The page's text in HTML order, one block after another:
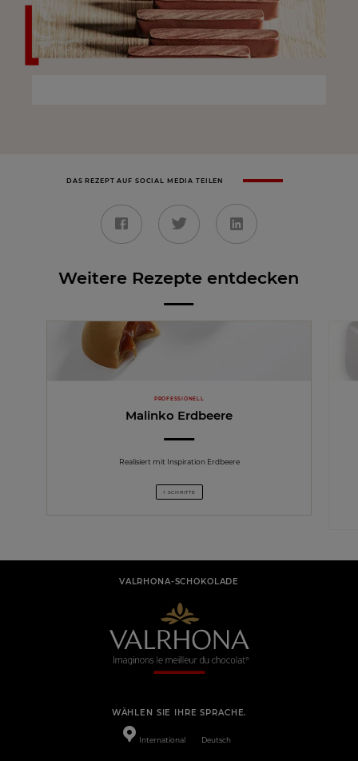
DAS REZEPT AUF SOCIAL MEDIA TEILEN
Weitere Rezepte entdecken
PROFESSIONELL
Malinko Erdbeere
Realisiert mit Inspiration Erdbeere
1 SCHRITTE
VALRHONA-SCHOKOLADE
WÄHLEN SIE IHRE SPRACHE.
International Deutsch